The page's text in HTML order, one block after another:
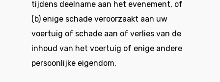
tijdens deelname aan het evenement, of
(b) enige schade veroorzaakt aan uw
voertuig of schade aan of verlies van de
inhoud van het voertuig of enige andere
persoonlijke eigendom.